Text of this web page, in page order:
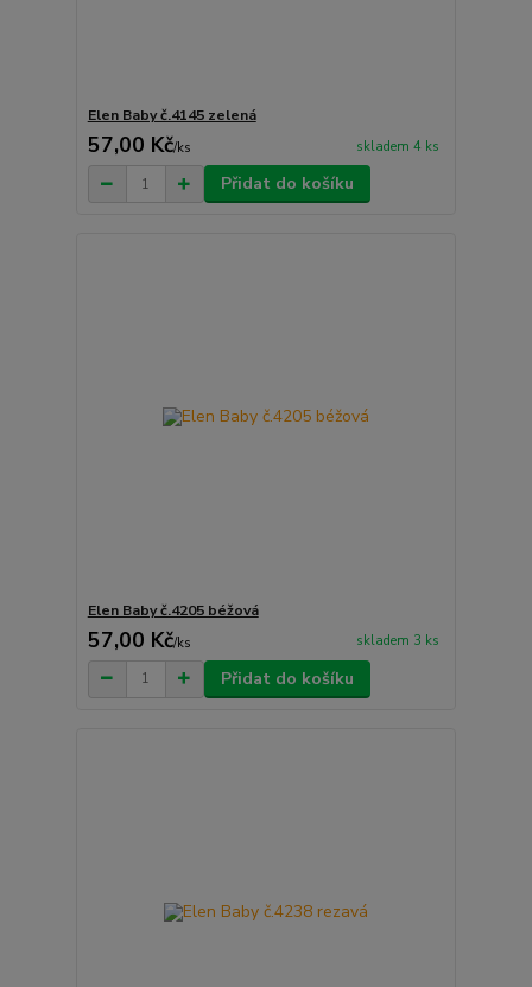
Elen Baby č.4145 zelená
57,00 Kč/ks skladem 4 ks
Přidat do košíku
Elen Baby č.4205 béžová
57,00 Kč/ks skladem 3 ks
Přidat do košíku